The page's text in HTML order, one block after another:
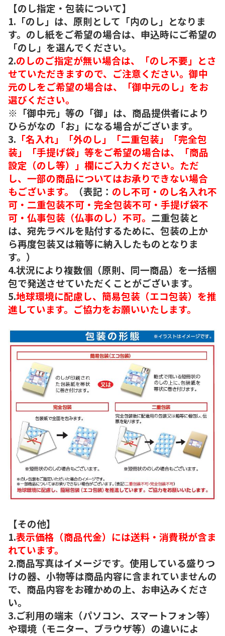
【のし指定・包装について】
1.「のし」は、原則として「内のし」となりま
す。のし紙をご希望の場合は、申込時にご希望の
「のし」を選んでください。
2.のしのご指定が無い場合は、「のし不要」とさ
せていただきますので、ご注意ください。御中
元のしをご希望の場合は、「御中元のし」をお
選びください。
※「御中元」等の「御」は、商品提供者により
ひらがなの「お」になる場合がございます。
3. 「名入れ」「外のし」「二重包装」「完全包
装」「手提げ袋」等をご希望の場合は、「商品
設定（のし等）」欄にご入力ください。ただ
し、一部の商品についてはお承りできない場合
もございます。
（表記： のし不可・のし名入れ不
可・二重包装不可・完全包装不可・手提げ袋不
可・仏事包装（仏事のし）不可。 二重包装と
は、宛先ラベルを貼付するために、包装の上か
ら再度包装又は箱等に納入したものとなりま
す。）
4.状況により複数個（原則、同一商品）を一括梱
包で発送させていただくことがございます。
5.地球環境に配慮し、簡易包装（エコ包装）を推
進しています。ご協力をお願いいたします。
【その他】
1.表示価格（商品代金）には送料・消費税が含ま
れています。
2.商品写真はイメージです。使用している盛りつ
けの器、小物等は商品内容に含まれていませんの
で、商品内容をお確かめの上、お申込みくださ
い。
3.ご利用の端末（パソコン、スマートフォン等）
や環境（モニター、ブラウザ等）の違いによ